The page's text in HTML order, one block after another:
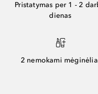
Pristatymas per 1 - 2
dienas
2 nemokami